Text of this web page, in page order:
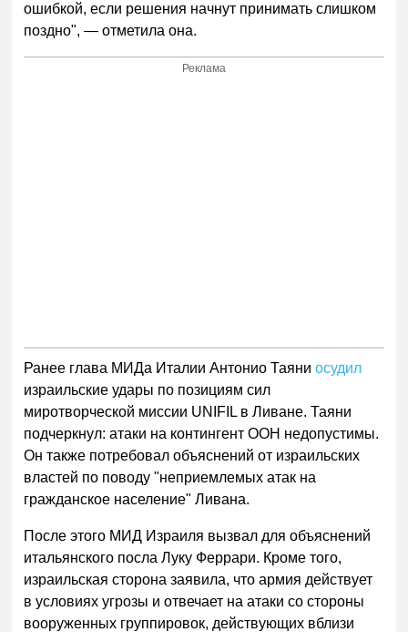
ошибкой, если решения начнут принимать слишком
поздно", — отметила она.
Реклама
Ранее глава МИДа Италии Антонио Таяниосудил
израильские удары по позициям сил
миротворческой миссии UNIFIL в Ливане. Таяни
подчеркнул: атаки на контингент ООН недопустимы.
Он также потребовал объяснений от израильских
властей по поводу "неприемлемых атак на
гражданское население" Ливана.
После этого МИД Израиля вызвал для объяснений
итальянского посла Луку Феррари. Кроме того,
израильская сторона заявила, что армия действует
в условиях угрозы и отвечает на атаки со стороны
вооруженных группировок, действующих вблизи